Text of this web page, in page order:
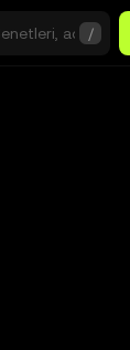
/